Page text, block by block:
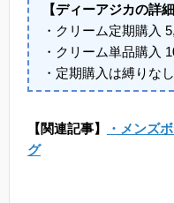
【ディーアジカの詳細
・クリーム定期購入
・クリーム単品購入
・定期購入は縛りな
【関連記事】
・メンズ
グ